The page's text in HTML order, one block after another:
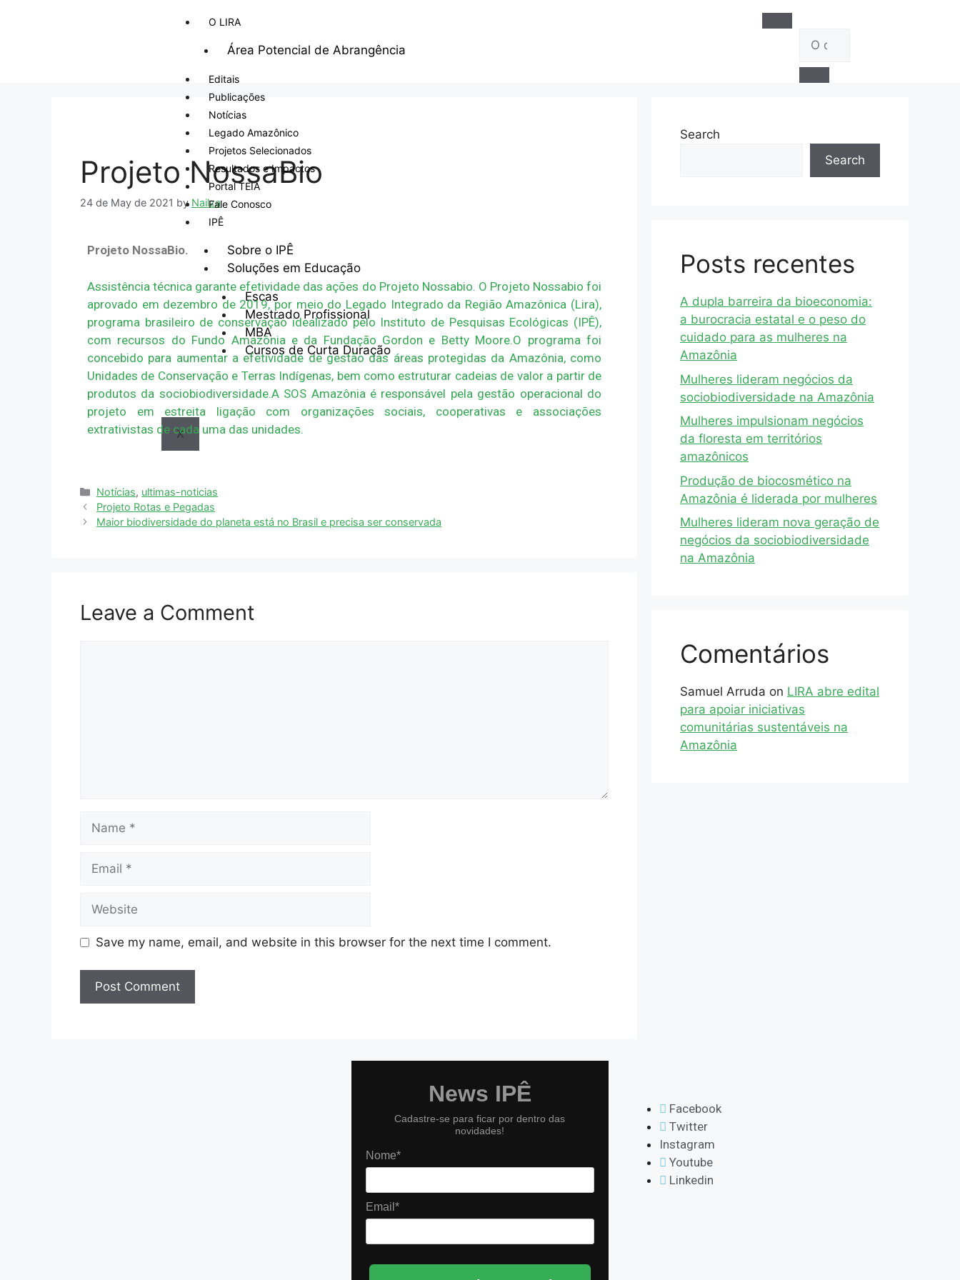
O LIRA
Área Potencial de Abrangência
Editais
Publicações
Notícias
Legado Amazônico
Projetos Selecionados
Resultados e Impactos
Portal TEIA
Fale Conosco
IPÊ
Sobre o IPÊ
Soluções em Educação
Escas
Mestrado Profissional
MBA
Cursos de Curta Duração
X
Projeto NossaBio
24 de May de 2021 by Nailza
Projeto NossaBio.
Assistência técnica garante efetividade das ações do Projeto Nossabio. O Projeto Nossabio foi
aprovado em dezembro de 2019, por meio do Legado Integrado da Região Amazônica (Lira),
programa brasileiro de conservação idealizado pelo Instituto de Pesquisas Ecológicas (IPÊ),
com recursos do Fundo Amazônia e da Fundação Gordon e Betty Moore.O programa foi
concebido para aumentar a efetividade de gestão das áreas protegidas da Amazônia, como
Unidades de Conservação e Terras Indígenas, bem como estruturar cadeias de valor a partir de
produtos da sociobiodiversidade.A SOS Amazônia é responsável pela gestão operacional do
projeto em estreita ligação com organizações sociais, cooperativas e associações
extrativistas de cada uma das unidades.
Notícias, ultimas-noticias
Projeto Rotas e Pegadas
Maior biodiversidade do planeta está no Brasil e precisa ser conservada
Leave a Comment
Save my name, email, and website in this browser for the next time I comment.
Search
Search
Posts recentes
A dupla barreira da bioeconomia:
a burocracia estatal e o peso do
cuidado para as mulheres na
Amazônia
Mulheres lideram negócios da
sociobiodiversidade na Amazônia
Mulheres impulsionam negócios
da floresta em territórios
amazônicos
Produção de biocosmético na
Amazônia é liderada por mulheres
Mulheres lideram nova geração de
negócios da sociobiodiversidade
na Amazônia
Comentários
Samuel Arruda on LIRA abre edital
para apoiar iniciativas
comunitárias sustentáveis na
Amazônia
News IPÊ
Cadastre-se para ficar por dentro das
novidades!
Nome*
Email*
Facebook
Twitter
Instagram
Youtube
Linkedin